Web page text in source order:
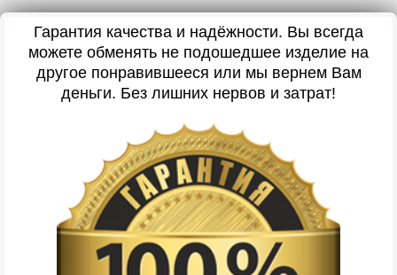
Гарантия качества и надёжности. Вы всегда
можете обменять не подошедшее изделие на
другое понравившееся или мы вернем Вам
деньги. Без лишних нервов и затрат!